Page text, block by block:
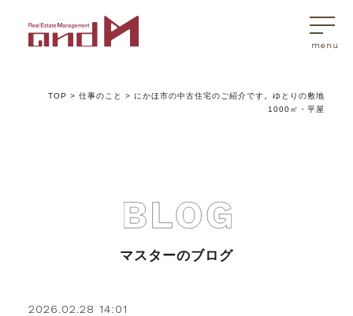
トップページ
アンドエムが選ばれる理由
TOP >仕事のこと > にかほ市の中古住宅のご紹介です。ゆとりの敷地
1000㎡・平屋
マスターのブログ
2026.02.28 14:01